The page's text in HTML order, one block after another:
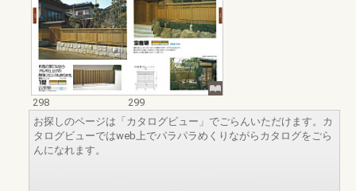
298
299
お探しのページは「カタログビュー」でごらんいただけます。カ
タログビューではweb上でパラパラめくりながらカタログをごら
んになれます。